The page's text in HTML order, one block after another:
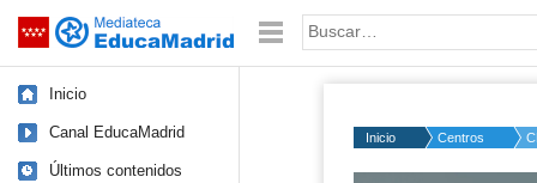
Saltar navegación Palabra o frase:
Inicio
Canal EducaMadrid
Últimos contenidos
Inicio Centros